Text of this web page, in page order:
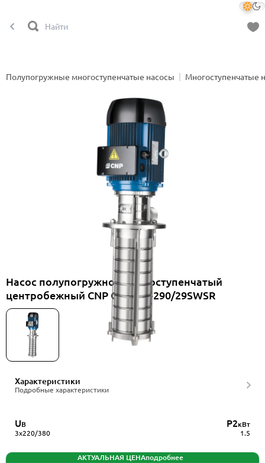
Полупогружные многоступенчатые насосы Многоступенчатые
Насос полупогружной многоступенчатый
центробежный CNP CDLKF1-290/29SWSR
Характеристики
Подробные характеристики
UВ
3x220/380
P2кВт
1.5
АКТУАЛЬНАЯ ЦЕНАподробнее